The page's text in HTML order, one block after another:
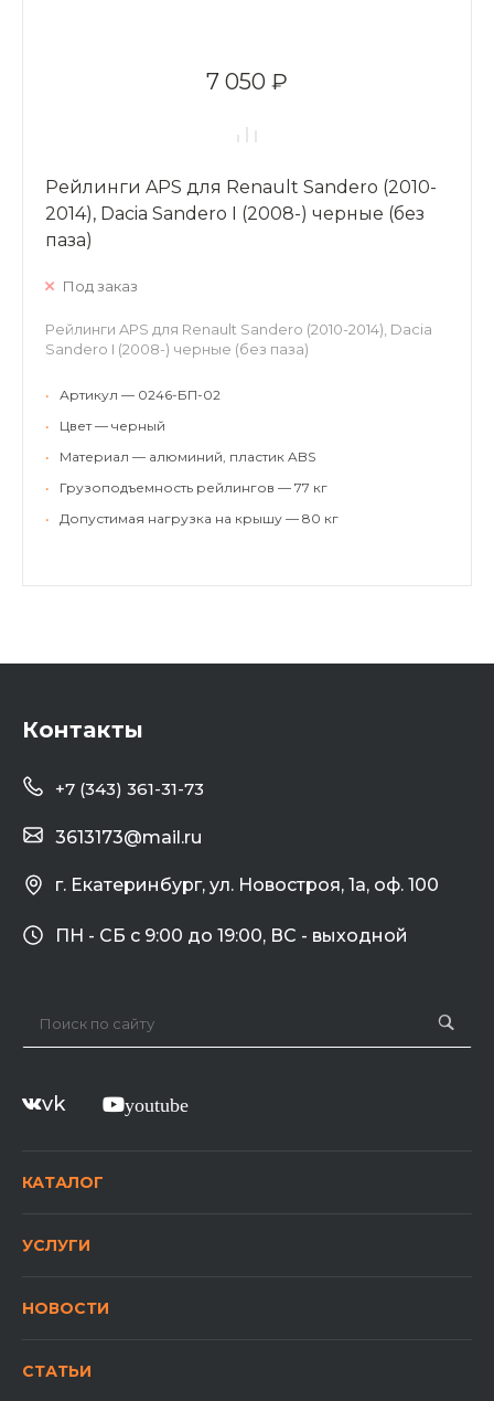
7 050 ₽
Рейлинги APS для Renault Sandero (2010-
2014), Dacia Sandero I (2008-) черные (без
паза)
Под заказ
Рейлинги APS для Renault Sandero (2010-2014), Dacia
Sandero I (2008-) черные (без паза)
•
Артикул — 0246-БП-02
•
Цвет — черный
•
Материал — алюминий, пластик ABS
•
Грузоподъемность рейлингов — 77 кг
•
Допустимая нагрузка на крышу — 80 кг
Контакты
+7 (343) 361-31-73
г. Екатеринбург, ул. Новостроя, 1а, оф. 100
3613173@mail.ru
ПН - СБ с 9:00 до 19:00, ВС - выходной
vk youtube
КАТАЛОГ
УСЛУГИ
НОВОСТИ
СТАТЬИ